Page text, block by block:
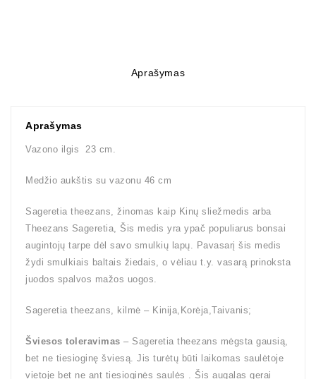
Aprašymas
Aprašymas
Vazono ilgis 23 cm.
Medžio aukštis su vazonu 46 cm
Sageretia theezans, žinomas kaip Kinų sliežmedis arba
Theezans Sageretia, Šis medis yra ypač populiarus bonsai
augintojų tarpe dėl savo smulkių lapų. Pavasarį šis medis
žydi smulkiais baltais žiedais, o vėliau t.y. vasarą prinoksta
juodos spalvos mažos uogos.
Sageretia theezans, kilmė – Kinija,Korėja,Taivanis;
Šviesos toleravimas – Sageretia theezans mėgsta gausią,
bet ne tiesioginę šviesą. Jis turėtų būti laikomas saulėtoje
vietoje bet ne ant tiesioginės saulės . Šis augalas gerai